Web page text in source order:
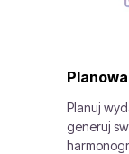
Planuj
generuj